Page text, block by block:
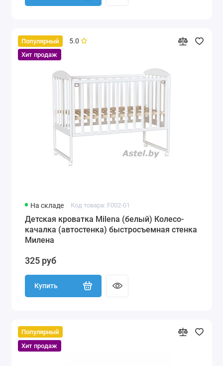
Популярный
Хит продаж
5.0
На складе Код товара: F002-01
Детская кроватка Milena (белый) Колесо-
качалка (автостенка) быстросъемная стенка
Милена
325 руб
Купить
Популярный
Хит продаж